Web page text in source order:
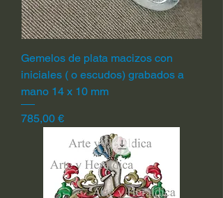
Gemelos de plata macizos con
iniciales ( o escudos) grabados a
mano 14 x 10 mm
Precio
785,00 €